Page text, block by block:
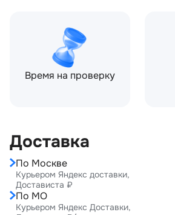
Время на проверку
Доставка
По Москве
Курьером Яндекс доставки,
Достависта ₽
По МО
Курьером Яндекс Доставки,